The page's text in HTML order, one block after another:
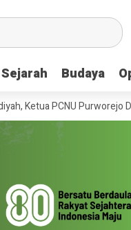
Sejarah Budaya
Sejarah Budaya
Purworejo Doakan